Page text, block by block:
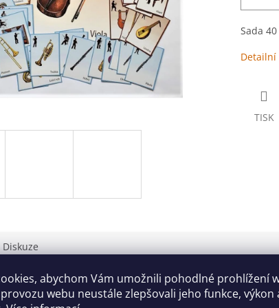
abychom Vám umožnili pohodlné prohlížení
webu neustále zlepšovali jeho funkce, výkon
Sada
TISK
Diskuze
produktu